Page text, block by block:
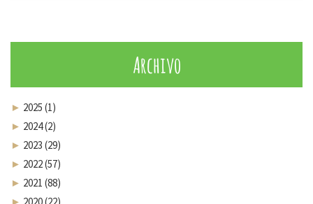
Archivo
► 2025 (1)
► 2024 (2)
► 2023 (29)
► 2022 (57)
► 2021 (88)